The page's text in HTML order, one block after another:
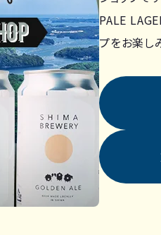
PALE
プをお楽し